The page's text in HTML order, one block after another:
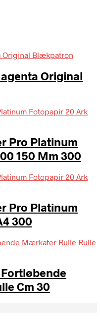
Original
Pro Platinum
150 Mm 300
Pro Platinum
300
Cm 30